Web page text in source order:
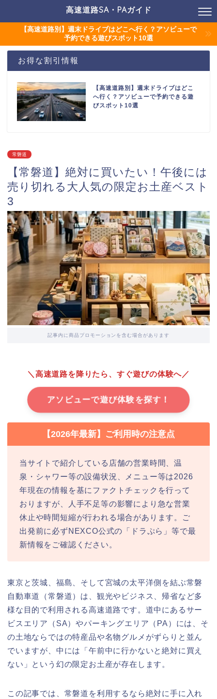
高速道路SA・PAガイド
【高速道路別】週末ドライブはどこへ行く？アソビューで
予約できる遊びスポット10選
お得な割引情報
【高速道路別】週末ドライブはどこ
へ行く？アソビューで予約できる遊
びスポット10選
常磐道
【常磐道】絶対に買いたい！午後には
売り切れる大人気の限定お土産ベスト
3
記事内に商品プロモーションを含む場合があります
＼高速道路を降りたら、すぐ遊びの体験へ／
アソビューで遊び体験を探す！
【2026年最新】ご利用時の注意点
当サイトで紹介している店舗の営業時間、温
泉・シャワー等の設備状況、メニュー等は2026
年現在の情報を基にファクトチェックを行って
おりますが、人手不足等の影響により急な営業
休止や時間短縮が行われる場合があります。ご
出発前に必ずNEXCO公式の「ドラぷら」等で最
新情報をご確認ください。
東京と茨城、福島、そして宮城の太平洋側を結ぶ常磐
自動車道（常磐道）は、観光やビジネス、帰省など多
様な目的で利用される高速道路です。道中にあるサー
ビスエリア（SA）やパーキングエリア（PA）には、そ
の土地ならではの特産品や名物グルメがずらりと並ん
でいますが、中には「午前中に行かないと絶対に買え
ない」という幻の限定お土産が存在します。
この記事では、常磐道を利用するなら絶対に手に入れ